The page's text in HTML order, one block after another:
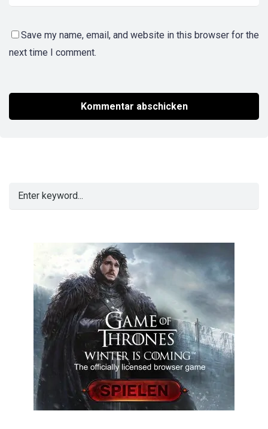
Save my name, email, and website in this browser for the
next time I comment.